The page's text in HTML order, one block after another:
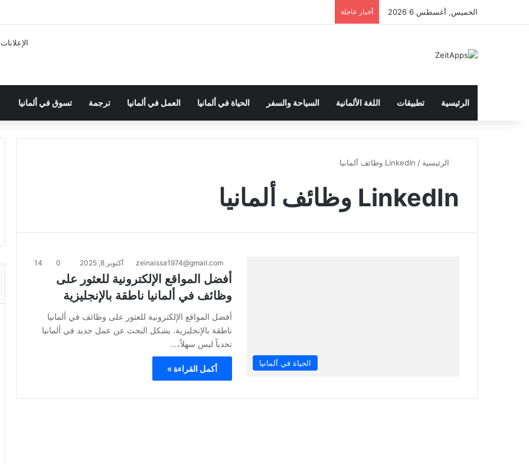
الخميس, أغسطس 6 2026 أخبار عاجلة
الإعلانات
الرئيسية تطبيقات اللغة الألمانية السياحة والسفر الحياة في ألمانيا العمل في ألمانيا ترجمة تسوق في ألمانيا
الرئيسية / LinkedIn وظائف ألمانيا
LinkedIn وظائف ألمانيا
الحياة في ألمانيا
zeinaissa1974@gmail.com أكتوبر 8, 2025 0
14
أفضل المواقع الإلكترونية للعثور على
وظائف في ألمانيا ناطقة بالإنجليزية
أفضل المواقع الإلكترونية للعثور على وظائف في ألمانيا
ناطقة بالإنجليزية. يشكل البحث عن عمل جديد في ألمانيا
تحدياً ليس سهلاً،…
أكمل القراءة »